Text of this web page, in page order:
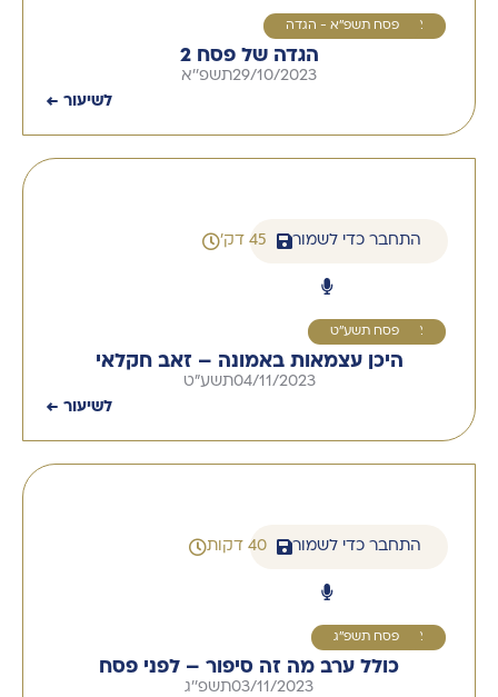
2 פסח תשפ''א - הגדה
הגדה של פסח 2
29/10/2023תשפ''א
לשיעור ←
התחבר כדי לשמור 45 דק'
2 פסח תשע''ט
היכן עצמאות באמונה – זאב חקלאי
04/11/2023תשע"ט
לשיעור ←
התחבר כדי לשמור 40 דקות
2 פסח תשפ''ג
כולל ערב מה זה סיפור – לפני פסח
03/11/2023תשפ''ג